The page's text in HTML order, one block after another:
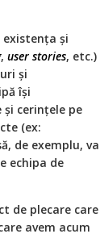
și
, user stories, etc.)
și
își
și cerințele pe
(ex:
de exemplu, va
echipa de
de plecare care
avem acum